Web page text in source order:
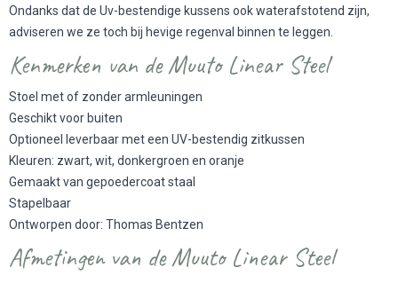
Ondanks dat de Uv-bestendige kussens ook waterafstotend zijn,
adviseren we ze toch bij hevige regenval binnen te leggen.
Kenmerken van de Muuto Linear Steel
Stoel met of zonder armleuningen
Geschikt voor buiten
Optioneel leverbaar met een UV-bestendig zitkussen
Kleuren: zwart, wit, donkergroen en oranje
Gemaakt van gepoedercoat staal
Stapelbaar
Ontworpen door: Thomas Bentzen
Afmetingen van de Muuto Linear Steel